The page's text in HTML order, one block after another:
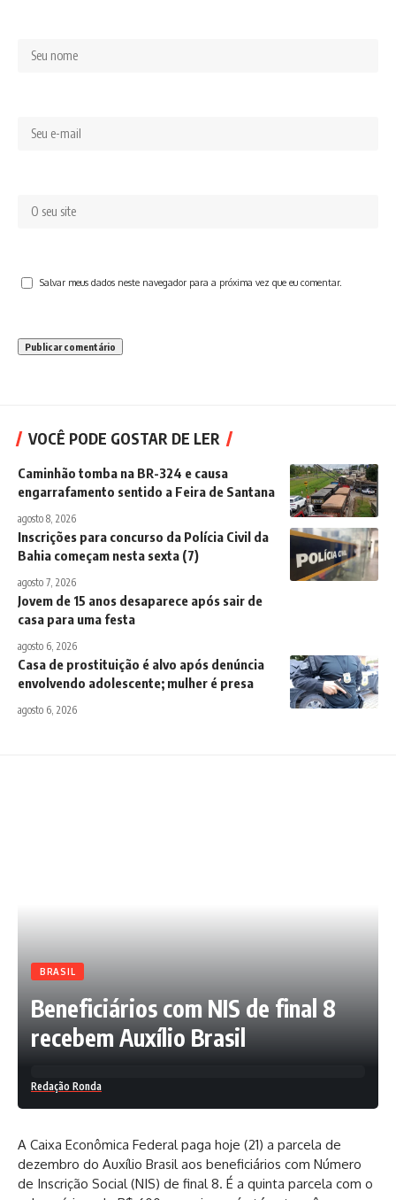
Salvar meus dados neste navegador para a próxima vez que eu comentar.
VOCÊ PODE GOSTAR DE LER
Caminhão tomba na BR-324 e causa
engarrafamento sentido a Feira de Santana
agosto 8, 2026
Inscrições para concurso da Polícia Civil da
Bahia começam nesta sexta (7)
agosto 7, 2026
Jovem de 15 anos desaparece após sair de
casa para uma festa
agosto 6, 2026
Casa de prostituição é alvo após denúncia
envolvendo adolescente; mulher é presa
agosto 6, 2026
BRASIL
Beneficiários com NIS de final 8
recebem Auxílio Brasil
Redação Ronda
A Caixa Econômica Federal paga hoje (21) a parcela de
dezembro do Auxílio Brasil aos beneficiários com Número
de Inscrição Social (NIS) de final 8. É a quinta parcela com o